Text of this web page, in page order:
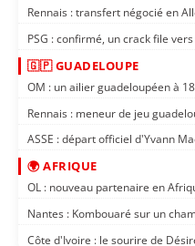
Rennais : transfert négocié en
PSG : confirmé, un crack file
🇬🇵 GUADELOUPE
OM : un ailier guadeloupéen à
Rennais : meneur de jeu
ASSE : départ officiel d'Yvann
🌍 AFRIQUE
OL : nouveau partenaire en
Nantes : Kombouaré sur un
Côte d'Ivoire : le sourire de